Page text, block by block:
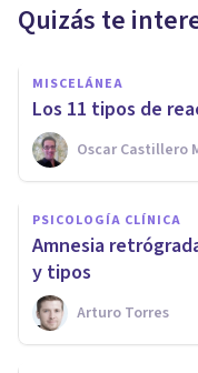
Quizás te
MISCELÁNEA
Los 11 tipos de
Oscar Castillero
PSICOLOGÍA CLÍNICA
Amnesia
y tipos
Arturo Torres